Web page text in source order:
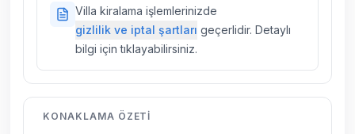
villalarımızda düzenli olarak ilaçlama
yapılmaktadır. Buna rağmen çevrede
kelebek, böcek, sinek vs. bulunma ihtimali
dönemsel olarak altyapı çalışmaları
Villa kiralama işlemlerinizde
gizlilik ve iptal şartları geçerlidir. Detaylı
bilgi için tıklayabilirsiniz.
KONAKLAMA ÖZETI